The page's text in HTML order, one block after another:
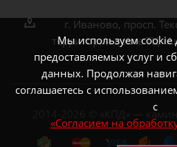
Мы используем cookie
предоставляемых услуг и
данных. Продолжая
соглашаетесь с
с
«Согласием на
г. Иваново, просп.
территория возле ТЦ
2014-2026 © «КПД» —